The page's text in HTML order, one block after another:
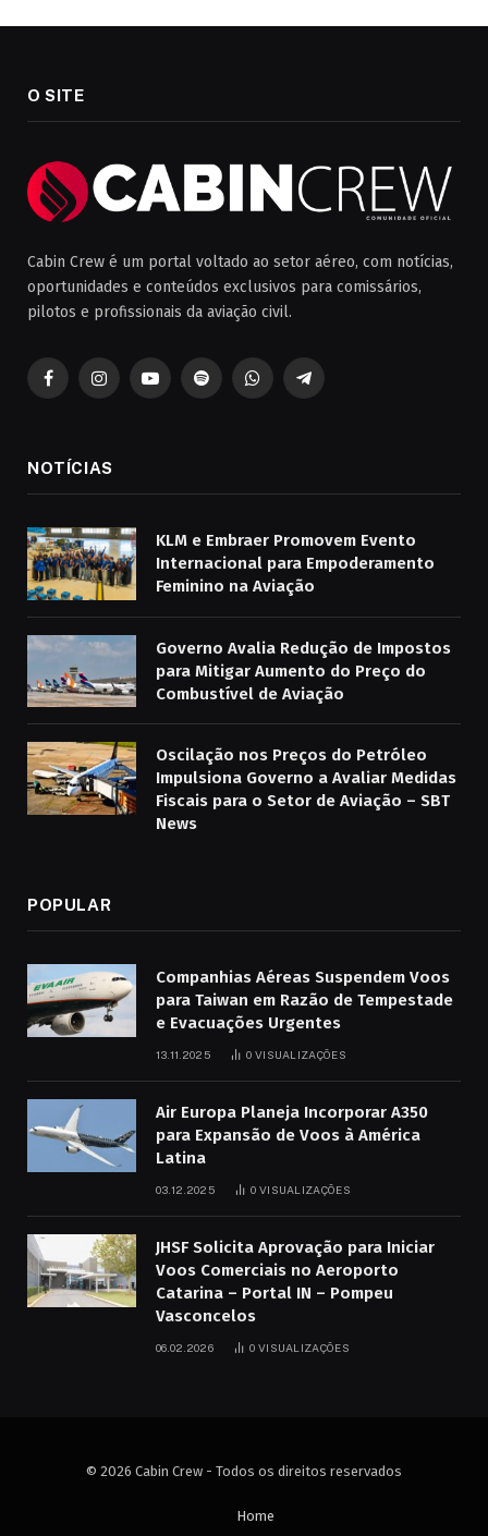
O SITE
Cabin Crew é um portal voltado ao setor aéreo, com notícias,
oportunidades e conteúdos exclusivos para comissários,
pilotos e profissionais da aviação civil.
FacebookInstagramYouTubeSpotifyWhatsAppTelegrama
NOTÍCIAS
KLM e Embraer Promovem Evento
Internacional para Empoderamento
Feminino na Aviação
Governo Avalia Redução de Impostos
para Mitigar Aumento do Preço do
Combustível de Aviação
Oscilação nos Preços do Petróleo
Impulsiona Governo a Avaliar Medidas
Fiscais para o Setor de Aviação – SBT
News
POPULAR
Companhias Aéreas Suspendem Voos
para Taiwan em Razão de Tempestade
e Evacuações Urgentes
13.11.2025 0 VISUALIZAÇÕES
Air Europa Planeja Incorporar A350
para Expansão de Voos à América
Latina
03.12.2025 0 VISUALIZAÇÕES
JHSF Solicita Aprovação para Iniciar
Voos Comerciais no Aeroporto
Catarina – Portal IN – Pompeu
Vasconcelos
06.02.2026 0 VISUALIZAÇÕES
© 2026 Cabin Crew - Todos os direitos reservados
Home